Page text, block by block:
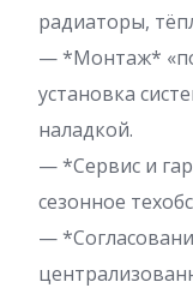
радиаторы,
— *Монтаж*
установка
наладкой.
— *Сервис и
сезонное
—